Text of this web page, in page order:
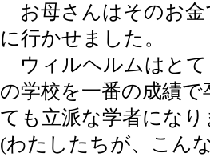
お母さんはそのお金
に行かせました。
ウィルヘルムはとて
の学校を一番の成績
ても立派な学者にな
(わたしたちが、こん